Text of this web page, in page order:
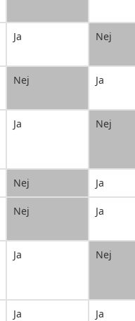
Ja Nej
Nej Ja
Ja Nej
Nej Ja
Nej Ja
Ja Nej
Ja Ja